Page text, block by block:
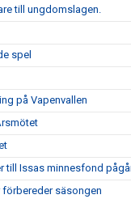
till ungdomslagen.
spel
på Vapenvallen
till Issas minnesfond
säsongen